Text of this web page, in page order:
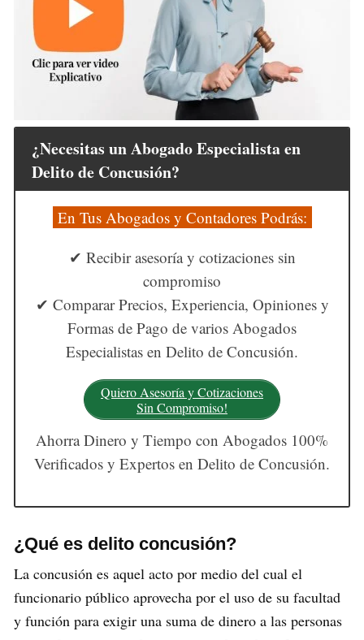
¿Necesitas un Abogado Especialista en
Delito de Concusión?
En Tus Abogados y Contadores Podrás:
✔ Recibir asesoría y cotizaciones sin
compromiso
✔ Comparar Precios, Experiencia, Opiniones y
Formas de Pago de varios Abogados
Especialistas en Delito de Concusión.
Quiero Asesoría y Cotizaciones
Sin Compromiso!
Ahorra Dinero y Tiempo con Abogados 100%
Verificados y Expertos en Delito de Concusión.
¿Qué es delito concusión?
La concusión es aquel acto por medio del cual el
funcionario público aprovecha por el uso de su facultad
y función para exigir una suma de dinero a las personas